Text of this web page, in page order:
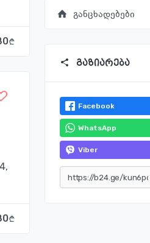
განცხადებები
გაზიარება
Facebook
WhatsApp
Viber